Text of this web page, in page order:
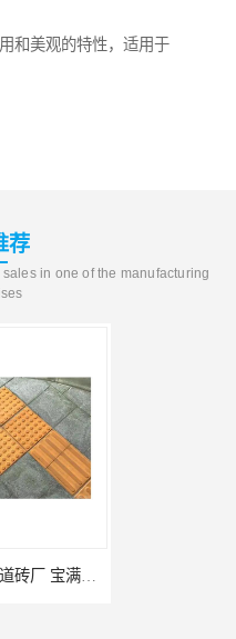
和美观的特性，适用于
荐
in one of the manufacturing